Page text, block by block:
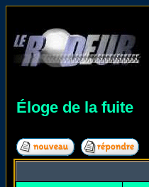
Éloge de la fuite